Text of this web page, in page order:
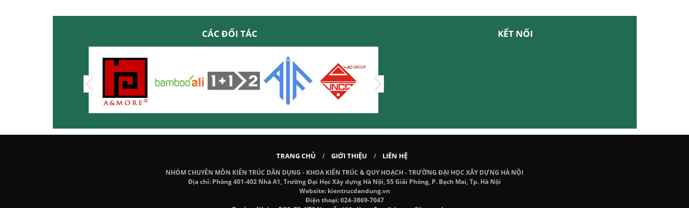
CÁC ĐỐI TÁC KẾT NỐI
TRANG CHỦ / GIỚI THIỆU / LIÊN HỆ
NHÓM CHUYÊN MÔN KIẾN TRÚC DÂN DỤNG - KHOA KIẾN TRÚC & QUY HOẠCH - TRƯỜNG ĐẠI HỌC XÂY DỰNG HÀ NỘI
Địa chỉ: Phòng 401-402 Nhà A1, Trường Đại Học Xây dựng Hà Nội, 55 Giải Phóng, P. Bạch Mai, Tp. Hà Nội
Website: kientrucdandung.vn
Điện thoại: 024-3869-7047